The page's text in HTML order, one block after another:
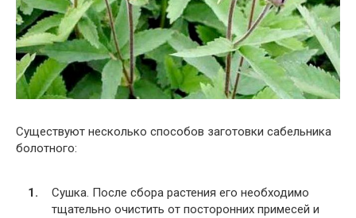
Существуют несколько способов заготовки сабельника
болотного:
Сушка. После сбора растения его необходимо
тщательно очистить от посторонних примесей и